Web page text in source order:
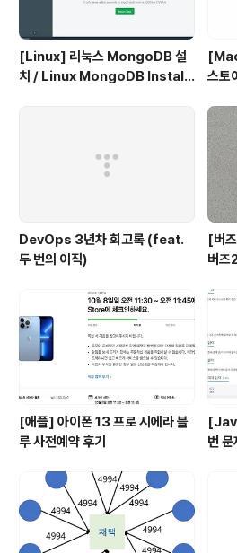
[Linux] 리눅스 MongoDB 설
치 / Linux MongoDB Install
스토
DevOps 3년차 회고록 (feat.
두 번의 이직)
[버
버즈
[애플] 아이폰 13 프로 시에라 블
루 사전예약 후기
번 문